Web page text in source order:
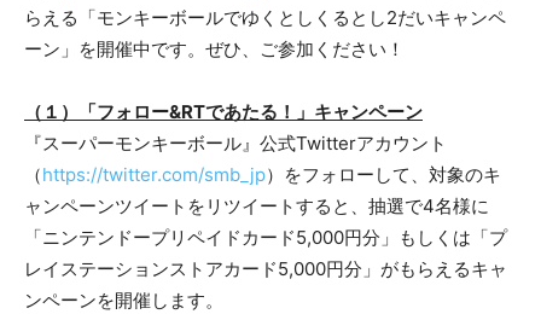
らえる「モンキーボールでゆくとしくるとし2だいキャンペ
ーン」を開催中です。ぜひ、ご参加ください！
（１）「フォロー&RTであたる！」キャンペーン
『スーパーモンキーボール』公式Twitterアカウント
（https://twitter.com/smb_jp）をフォローして、対象のキ
ャンペーンツイートをリツイートすると、抽選で4名様に
「ニンテンドープリペイドカード5,000円分」もしくは「プ
レイステーションストアカード5,000円分」がもらえるキャ
ンペーンを開催します。